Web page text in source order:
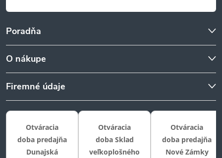
Poradňa
O nákupe
Firemné údaje
Otváracia
doba predajňa
Dunajská
Otváracia
doba Sklad
veľkoplošného
Otváracia
doba predajňa
Nové Zámky